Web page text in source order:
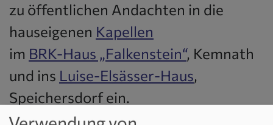
zu öffentlichen Andachten in die
hauseigenen Kapellen
im BRK-Haus „Falkenstein“, Kemnath
und ins Luise-Elsässer-Haus,
Speichersdorf ein.